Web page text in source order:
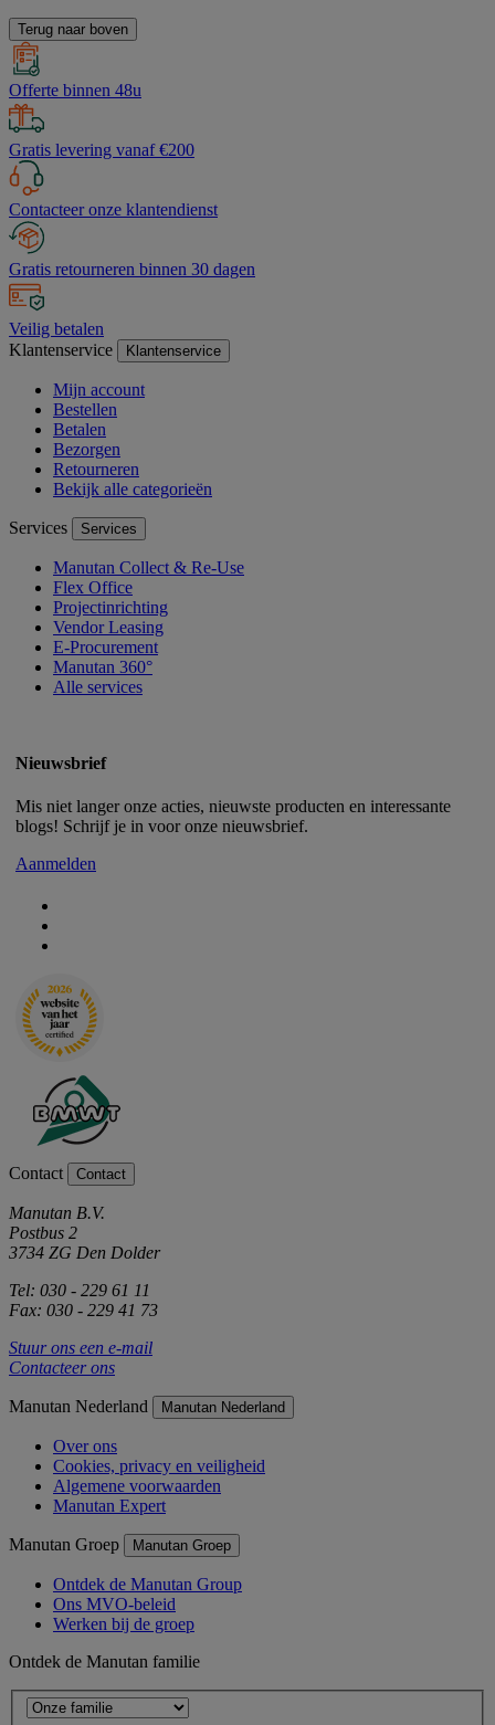
Terug naar boven
Offerte binnen 48u
Gratis levering vanaf €200
Contacteer onze klantendienst
Gratis retourneren binnen 30 dagen
Veilig betalen
Klantenservice
Klantenservice
Mijn account
Bestellen
Betalen
Bezorgen
Retourneren
Bekijk alle categorieën
Services Services
Manutan Collect & Re-Use
Flex Office
Projectinrichting
Vendor Leasing
E-Procurement
Manutan 360°
Alle services
Nieuwsbrief
Mis niet langer onze acties, nieuwste producten en interessante
blogs! Schrijf je in voor onze nieuwsbrief.
Aanmelden
Contact Contact
Manutan B.V.
Postbus 2
3734 ZG Den Dolder
Tel: 030 - 229 61 11
Fax: 030 - 229 41 73
Stuur ons een e-mail
Contacteer ons
Manutan Nederland Manutan Nederland
Over ons
Cookies, privacy en veiligheid
Algemene voorwaarden
Manutan Expert
Manutan Groep Manutan Groep
Ontdek de Manutan Group
Ons MVO-beleid
Werken bij de groep
Ontdek de Manutan familie